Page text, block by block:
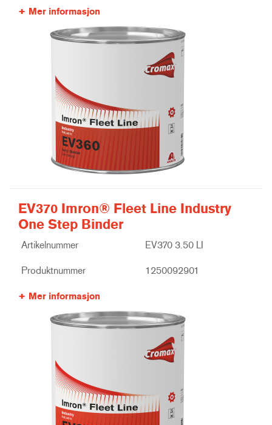
Mer informasjon
EV370 Imron® Fleet Line Industry
One Step Binder
Artikelnummer EV370 3.50 LI
Produktnummer 1250092901
Mer informasjon